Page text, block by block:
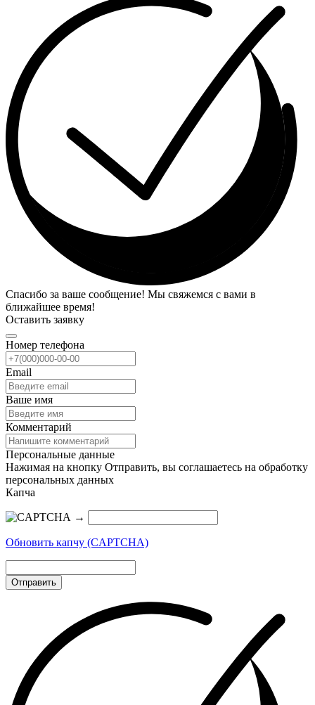
Спасибо за ваше сообщение! Мы свяжемся с вами в
ближайшее время!
Оставить заявку
Номер телефона
Email
Ваше имя
Комментарий
Персональные данные
Нажимая на кнопку Отправить, вы соглашаетесь на обработку
персональных данных
Капча
→
Обновить капчу (CAPTCHA)
Отправить